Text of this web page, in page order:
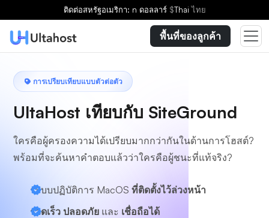
ติดต่อสหรัฐอเมริกา: n ดอลลาร์ $Thaiไทย
พื้นที่ของลูกค้า
การเปรียบเทียบแบบตัวต่อตัว
UltaHost เทียบกับ SiteGround
ใครคือผู้ครองความได้เปรียบมากกว่ากันในด้านการโฮสต์?
พร้อมที่จะค้นหาคำตอบแล้วว่าใครคือผู้ชนะที่แท้จริง?
ระบบปฏิบัติการ MacOS ที่ติดตั้งไว้ล่วงหน้า
รวดเร็ว ปลอดภัย และ เชื่อถือได้